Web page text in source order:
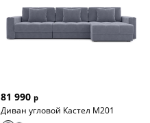
81 990 р
Диван угловой Кастел М201